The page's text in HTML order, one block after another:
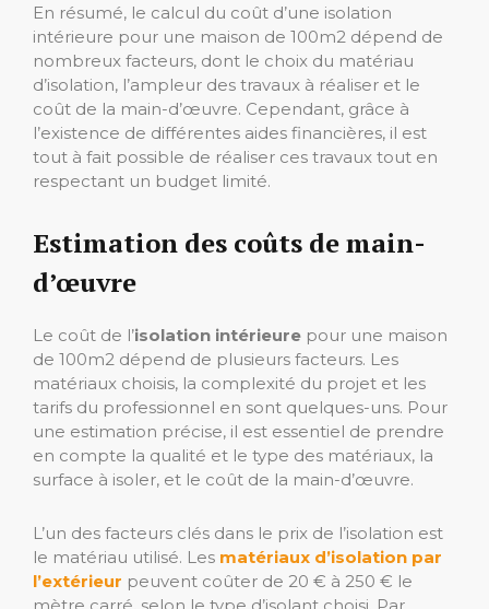
En résumé, le calcul du coût d’une isolation
intérieure pour une maison de 100m2 dépend de
nombreux facteurs, dont le choix du matériau
d’isolation, l’ampleur des travaux à réaliser et le
coût de la main-d’œuvre. Cependant, grâce à
l’existence de différentes aides financières, il est
tout à fait possible de réaliser ces travaux tout en
respectant un budget limité.
Estimation des coûts de main-
d’œuvre
Le coût de l’isolation intérieure pour une maison
de 100m2 dépend de plusieurs facteurs. Les
matériaux choisis, la complexité du projet et les
tarifs du professionnel en sont quelques-uns. Pour
une estimation précise, il est essentiel de prendre
en compte la qualité et le type des matériaux, la
surface à isoler, et le coût de la main-d’œuvre.
L’un des facteurs clés dans le prix de l’isolation est
le matériau utilisé. Les matériaux d’isolation par
l’extérieur peuvent coûter de 20 € à 250 € le